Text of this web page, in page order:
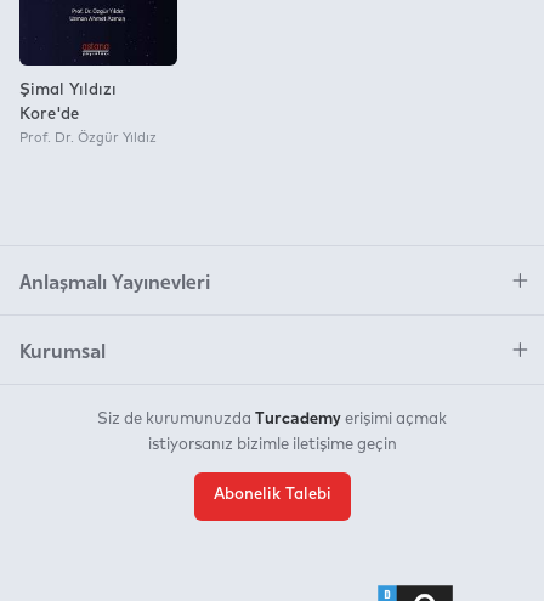
Şimal Yıldızı
Kore'de
Prof. Dr. Özgür Yıldız
Anlaşmalı Yayınevleri
Kurumsal
Siz de kurumunuzda Turcademy erişimi açmak
istiyorsanız bizimle iletişime geçin
Abonelik Talebi